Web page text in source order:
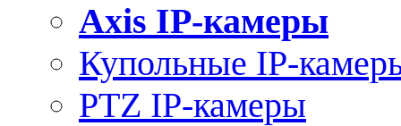
Axis IP-камеры
Купольные IP-
PTZ IP-камеры